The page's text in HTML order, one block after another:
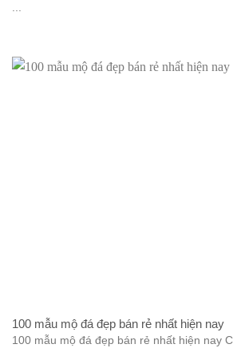
...
100 mẫu mộ đá đẹp bán rẻ nhất hiện nay
100 mẫu mộ đá đẹp bán rẻ nhất hiện nay